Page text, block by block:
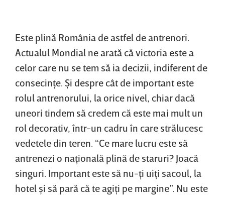
Este plină România de astfel de antrenori.
Actualul Mondial ne arată că victoria este a
celor care nu se tem să ia decizii, indiferent de
consecinţe. Şi despre cât de important este
rolul antrenorului, la orice nivel, chiar dacă
uneori tindem să credem că este mai mult un
rol decorativ, într-un cadru în care strălucesc
vedetele din teren. “Ce mare lucru este să
antrenezi o naţională plină de staruri? Joacă
singuri. Important este să nu-ţi uiţi sacoul, la
hotel şi să pară că te agiţi pe margine”. Nu este